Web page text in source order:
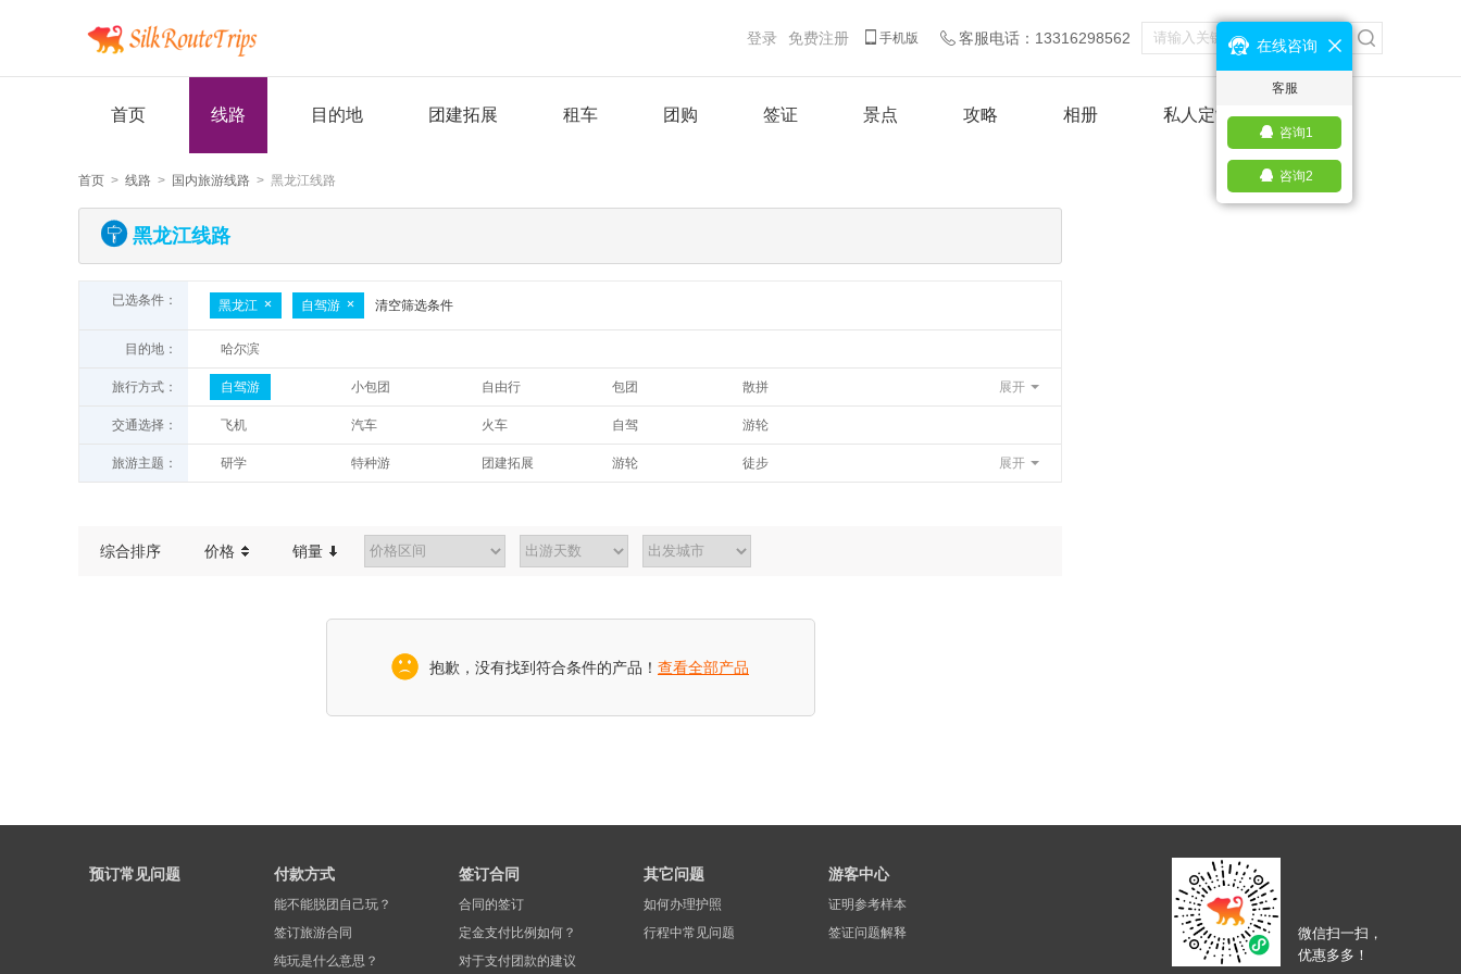
登录 免费注册 手机版 客服电话：13316298562
首页 线路 目的地 团建拓展 租车 团购 签证 景点 攻略 相册 私人定制
首页 > 线路 > 国内旅游线路 > 黑龙江线路
黑龙江线路
已选条件： 黑龙江 自驾游 清空筛选条件
目的地： 哈尔滨
旅行方式： 自驾游 小包团 自由行 包团
散拼
展开
交通选择： 飞机 汽车 火车 自驾 游轮
旅游主题： 研学 特种游 团建拓展 游轮
徒步
展开
综合排序 价格 销量
抱歉，没有找到符合条件的产品！ 查看全部产品
预订常见问题 付款方式
能不能脱团自己玩？
签订旅游合同
纯玩是什么意思？
签订合同
合同的签订
定金支付比例如何？
对于支付团款的建议
其它问题
如何办理护照
行程中常见问题
游客中心
证明参考样本
签证问题解释
微信扫一扫，
优惠多多！
在线咨询
客服
咨询1
咨询2